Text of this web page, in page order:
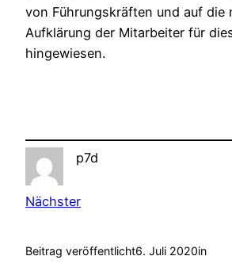
von Führungskräften und auf die
Aufklärung der Mitarbeiter für
hingewiesen.
p7d
Nächster
Beitrag veröffentlicht6. Juli 2020in